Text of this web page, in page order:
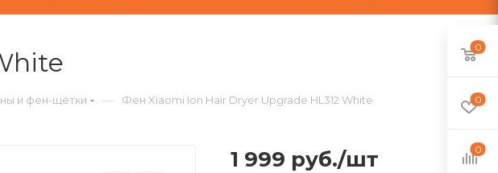
и фен-щётки — Фен Xiaomi Ion Hair Dryer Upgrade HL312 White
1 999 руб./шт
0
0
0